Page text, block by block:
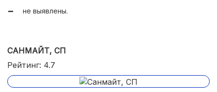
не выявлены.
САНМАЙТ, СП
Рейтинг: 4.7